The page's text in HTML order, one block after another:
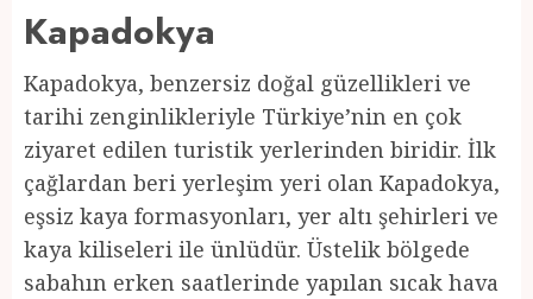
Kapadokya
Kapadokya, benzersiz doğal güzellikleri ve
tarihi zenginlikleriyle Türkiye’nin en çok
ziyaret edilen turistik yerlerinden biridir. İlk
çağlardan beri yerleşim yeri olan Kapadokya,
eşsiz kaya formasyonları, yer altı şehirleri ve
kaya kiliseleri ile ünlüdür. Üstelik bölgede
sabahın erken saatlerinde yapılan sıcak hava